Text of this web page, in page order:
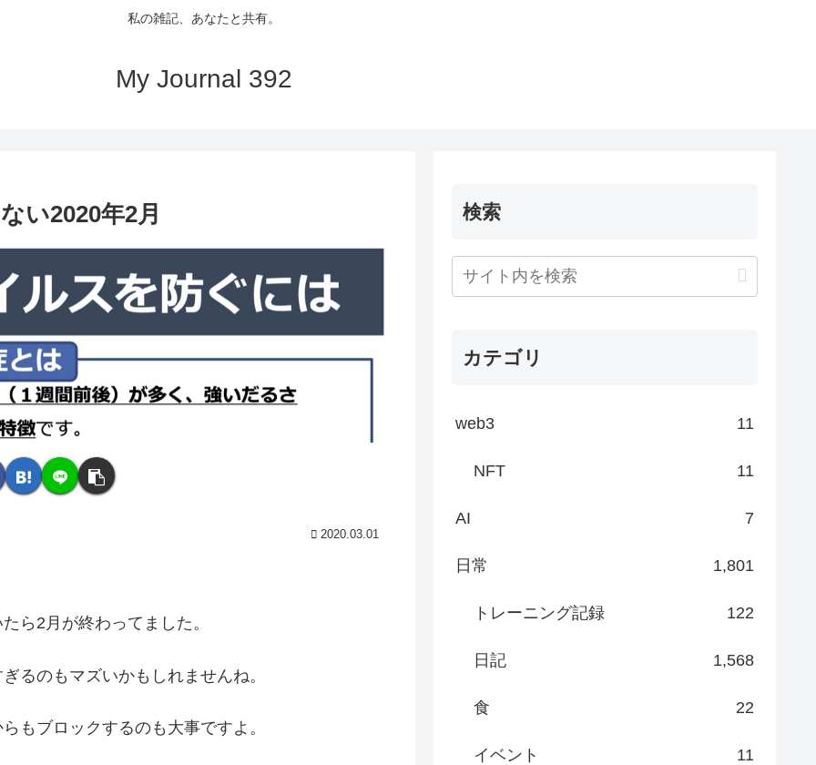
私の雑記、あなたと共有。
My Journal 392
い2020年2月
2020.03.01
ら2月が終わってました。
るのもマズいかもしれませんね。
もブロックするのも大事ですよ。
検索
カテゴリ
web3 11
NFT 11
AI 7
日常 1,801
トレーニング記録 122
日記 1,568
食 22
イベント 11